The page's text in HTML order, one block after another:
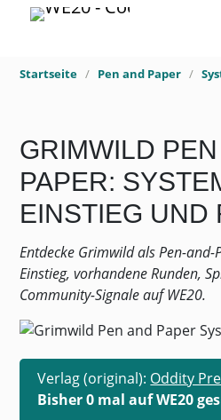
Startseite Pen and Paper
GRIMWILD
PAPER:
EINSTIEG UND
Entdecke Grimwild als Pen-and-
Einstieg, vorhandene Runden,
Community-Signale auf WE20.
Verlag (original): Oddity
Bisher 0 mal auf WE20